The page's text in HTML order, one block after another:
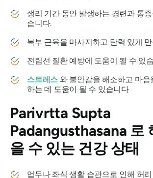
생리 기간 동안 발생하는 경련과 통
습니다.
복부 근육을 마사지하고 탄력 있게
전립선 질환 예방에 도움이 될 수 있
스트레스 와 불안감을 해소하고 마음
하는 데 도움이 될 수 있습니다
Parivrtta Supta
Padangusthasana 로
을 수 있는 건강 상태
업무나 좌식 생활 습관으로 인해 허